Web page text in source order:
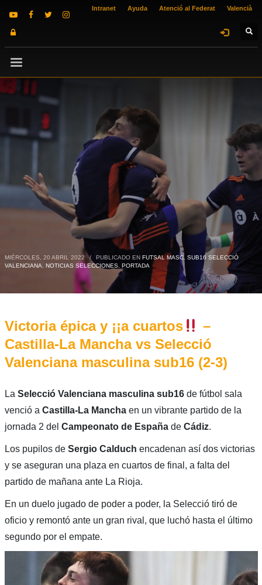
Intranet Ayuda Atenció al Federat Valencià
MIÉRCOLES, 20 ABRIL 2022 / PUBLICADO EN FUTSAL MASC. SUB16 SELECCIÓ
VALENCIANA, NOTICIAS SELECCIONES, PORTADA
Victoria épica y ¡¡a cuartos
–
Castilla-La Mancha vs Selecció
Valenciana masculina sub16 (2-3)
La Selecció Valenciana masculina sub16 de fútbol sala
venció a Castilla-La Mancha en un vibrante partido de la
jornada 2 del Campeonato de Españade Cádiz.
Los pupilos de Sergio Calduch encadenan así dos victorias
y se aseguran una plaza en cuartos de final, a falta del
partido de mañana ante La Rioja.
En un duelo jugado de poder a poder, la Selecció tiró de
oficio y remontó ante un gran rival, que luchó hasta el último
segundo por el empate.